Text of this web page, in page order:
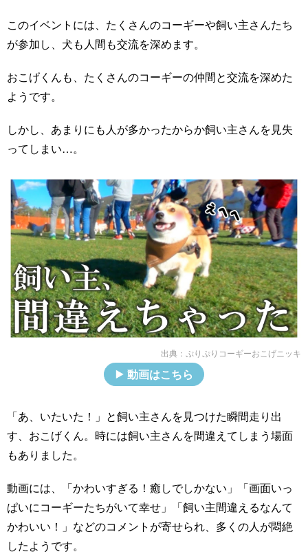
このイベントには、たくさんのコーギーや飼い主さんたち
が参加し、犬も人間も交流を深めます。
おこげくんも、たくさんのコーギーの仲間と交流を深めた
ようです。
しかし、あまりにも人が多かったからか飼い主さんを見失
ってしまい…。
出典： ぷりぷりコーギーおこげニッキ
動画はこちら
「あ、いたいた！」と飼い主さんを見つけた瞬間走り出
す、おこげくん。時には飼い主さんを間違えてしまう場面
もありました。
動画には、「かわいすぎる！癒しでしかない」「画面いっ
ぱいにコーギーたちがいて幸せ」「飼い主間違えるなんて
かわいい！」などのコメントが寄せられ、多くの人が悶絶
したようです。